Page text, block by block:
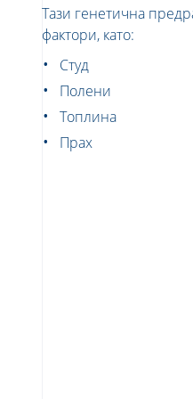
Тази генетична
фактори, като:
Студ
Полени
Топлина
Прах